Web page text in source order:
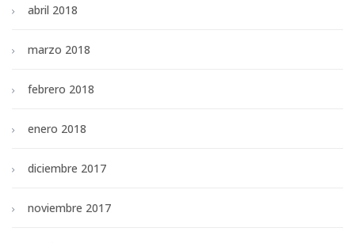
abril 2018
marzo 2018
febrero 2018
enero 2018
diciembre 2017
noviembre 2017